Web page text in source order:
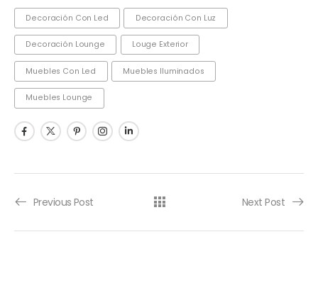
Decoración Con Led Decoración Con Luz
Decoración Lounge Louge Exterior
Muebles Con Led Muebles Iluminados
Muebles Lounge
Previous Post Next Post